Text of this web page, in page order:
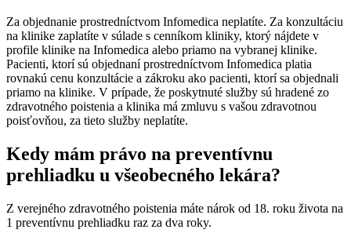
Za objednanie prostredníctvom Infomedica neplatíte. Za konzultáciu
na klinike zaplatíte v súlade s cenníkom kliniky, ktorý nájdete v
profile klinike na Infomedica alebo priamo na vybranej klinike.
Pacienti, ktorí sú objednaní prostredníctvom Infomedica platia
rovnakú cenu konzultácie a zákroku ako pacienti, ktorí sa objednali
priamo na klinike. V prípade, že poskytnuté služby sú hradené zo
zdravotného poistenia a klinika má zmluvu s vašou zdravotnou
poisťovňou, za tieto služby neplatíte.
Kedy mám právo na preventívnu
prehliadku u všeobecného lekára?
Z verejného zdravotného poistenia máte nárok od 18. roku života na
1 preventívnu prehliadku raz za dva roky.